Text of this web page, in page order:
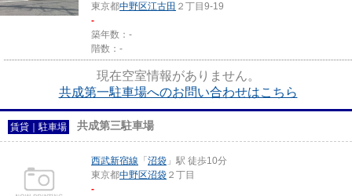
東京都中野区江古田 ２丁目9-19
-
築年数：-
階数：-
現在空室情報がありません。
共成第一駐車場へのお問い合わせはこちら
賃貸｜駐車場 共成第三駐車場
西武新宿線 「 沼袋 」駅 徒歩10分
東京都中野区沼袋 ２丁目
-